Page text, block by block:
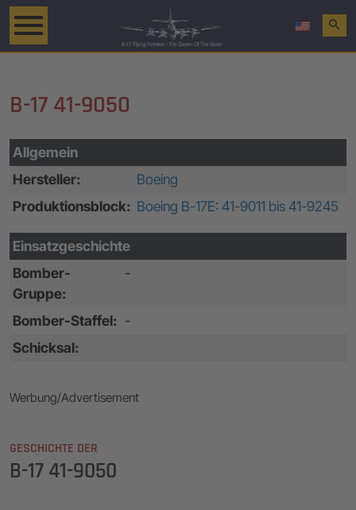
search
B-17 41-9050
Allgemein
Hersteller:
Boeing
Produktionsblock: Boeing B-17E: 41-9011 bis 41-9245
Einsatzgeschichte
Bomber-
Gruppe:
-
Bomber-Staffel: -
Schicksal:
Werbung/Advertisement
GESCHICHTE DER
B-17 41-9050